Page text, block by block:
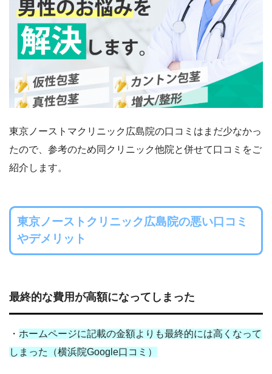
東京ノーストマクリニック広島院の口コミはまだ少なかっ
たので、参考のため同クリニック他院と併せて口コミをご
紹介します。
東京ノーストクリニック広島院の悪い口コミ
やデメリット
最終的な費用が高額になってしまった
・ ホームページに記載の金額よりも最終的には高くなって
しまった（横浜院Google口コミ）